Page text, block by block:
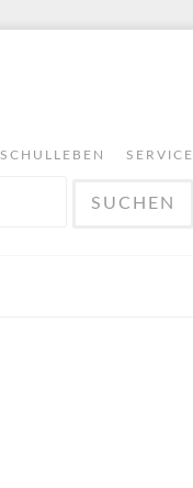
SCHULLEBEN SERVICE